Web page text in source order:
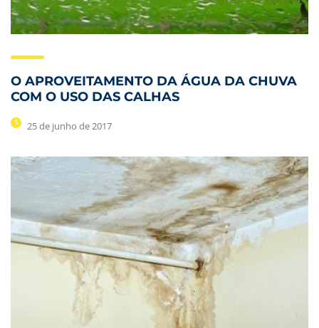
O APROVEITAMENTO DA ÁGUA DA CHUVA
COM O USO DAS CALHAS
25 de junho de 2017